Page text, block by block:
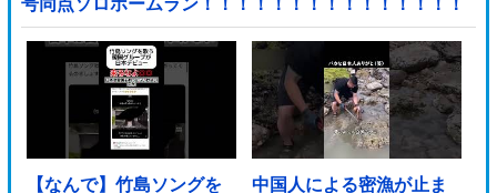
号同点ソロホームラン！！！！！！！！！！！！！！！
他
【なんで】竹島ソングを
中国人による密漁が止ま